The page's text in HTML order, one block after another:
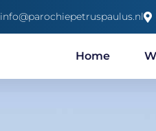
info@parochiepetruspaulus.nl
Home